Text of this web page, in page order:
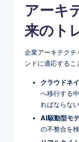
アーキ
来のト
企業アーキテクチ
ンドに適応するこ
クラウドネ
へ移行する
ればならない
AI駆動型モ
の不整合を